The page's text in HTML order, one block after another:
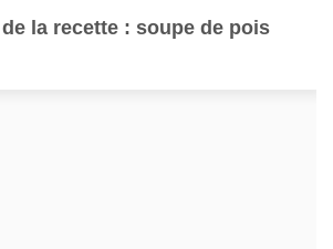
la recette : soupe de pois